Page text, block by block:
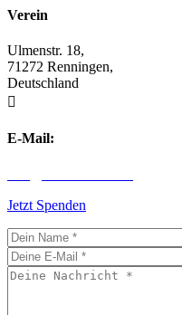
Verein
Ulmenstr. 18,
71272 Renningen,
Deutschland

E-Mail:
Jetzt Spenden